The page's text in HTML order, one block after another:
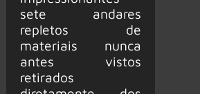
sete andares
repletos de
materiais nunca
antes vistos
retirados